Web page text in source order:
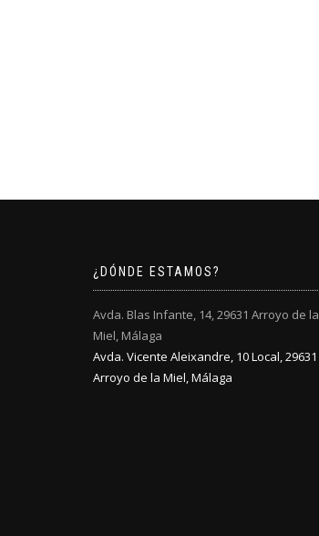
¿DÓNDE ESTAMOS?
Avda. Blas Infante, 14, 29631 Arroyo de la
Miel, Málaga
Avda. Vicente Aleixandre, 10 Local, 29631
Arroyo de la Miel, Málaga